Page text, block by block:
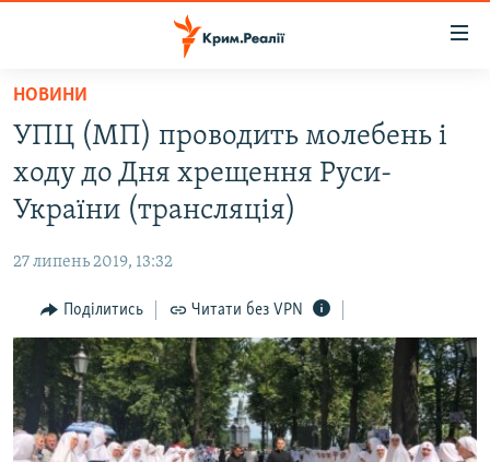
Перейти
основного
матеріалу
Перейти
до
основної
Перейти
до
пошуку
НОВИНИ
ВОДА.КРИМ
ВІДЕО ТА ФОТО
БЛОГИ
ПОГЛЯД
ІНТЕРВ'Ю
ВСЕ ЗА ДЕНЬ
СПЕЦПРОЕКТИ
НОВИНИ
УПЦ (МП) проводить молебень і
ходу до Дня хрещення Руси-
України (трансляція)
27 липень 2019, 13:32
Поділитись Читати без VPN